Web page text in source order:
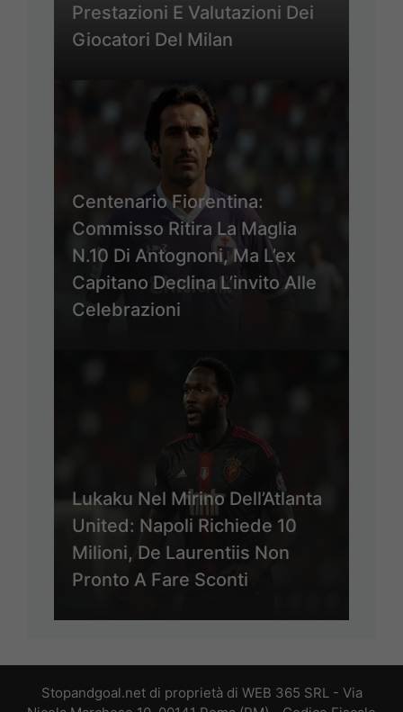
Prestazioni E Valutazioni Dei
Giocatori Del Milan
Centenario Fiorentina:
Commisso Ritira La Maglia
N.10 Di Antognoni, Ma L’ex
Capitano Declina L’invito Alle
Celebrazioni
Lukaku Nel Mirino Dell’Atlanta
United: Napoli Richiede 10
Milioni, De Laurentiis Non
Pronto A Fare Sconti
Stopandgoal.net di proprietà di WEB 365 SRL - Via